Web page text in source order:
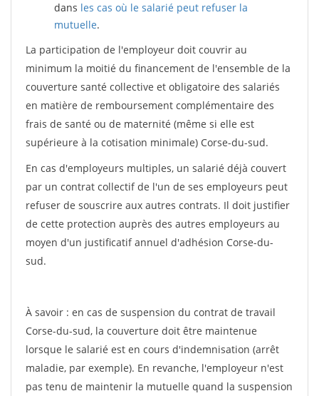
dans les cas où le salarié peut refuser la
mutuelle.
La participation de l'employeur doit couvrir au
minimum la moitié du financement de l'ensemble de la
couverture santé collective et obligatoire des salariés
en matière de remboursement complémentaire des
frais de santé ou de maternité (même si elle est
supérieure à la cotisation minimale) Corse-du-sud.
En cas d'employeurs multiples, un salarié déjà couvert
par un contrat collectif de l'un de ses employeurs peut
refuser de souscrire aux autres contrats. Il doit justifier
de cette protection auprès des autres employeurs au
moyen d'un justificatif annuel d'adhésion Corse-du-
sud.
À savoir : en cas de suspension du contrat de travail
Corse-du-sud, la couverture doit être maintenue
lorsque le salarié est en cours d'indemnisation (arrêt
maladie, par exemple). En revanche, l'employeur n'est
pas tenu de maintenir la mutuelle quand la suspension